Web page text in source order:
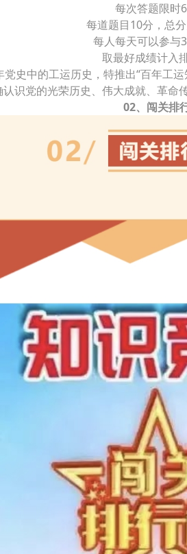
每次答题限时
每道题目10分，总
每人每天可以参与
取最好成绩计入
史中的工运历史，特推出“百年工
识党的光荣历史、伟大成就、革命
02、闯关排